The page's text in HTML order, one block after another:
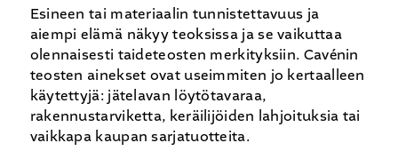
Esineen tai materiaalin tunnistettavuus ja
aiempi elämä näkyy teoksissa ja se vaikuttaa
olennaisesti taideteosten merkityksiin. Cavénin
teosten ainekset ovat useimmiten jo kertaalleen
käytettyjä: jätelavan löytötavaraa,
rakennustarviketta, keräilijöiden lahjoituksia tai
vaikkapa kaupan sarjatuotteita.